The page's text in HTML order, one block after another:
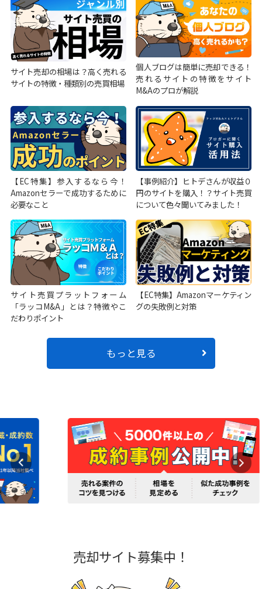
サイト売却の相場は？高く売れる
サイトの特徴・種類別の売買相場
個人ブログは簡単に売却できる！
売れるサイトの特徴をサイト
M&Aのプロが解説
【EC特集】参入するなら今！
Amazonセラーで成功するために
必要なこと
【事例紹介】ヒトデさんが収益０
円のサイトを購入！？サイト売買
について色々聞いてみました！
サイト売買プラットフォーム
「ラッコM&A」とは？特徴やこ
だわりポイント
【EC特集】Amazonマーケティン
グの失敗例と対策
もっと見る
売却サイト募集中！